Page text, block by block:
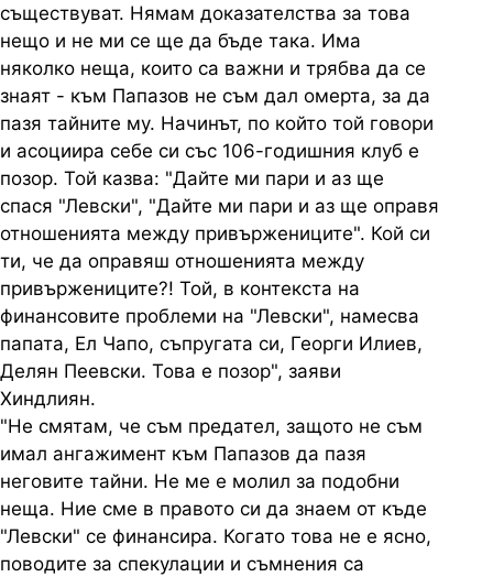
съществуват. Нямам доказателства за това
нещо и не ми се ще да бъде така. Има
няколко неща, които са важни и трябва да се
знаят - към Папазов не съм дал омерта, за да
пазя тайните му. Начинът, по който той говори
и асоциира себе си със 106-годишния клуб е
позор. Той казва: "Дайте ми пари и аз ще
спася "Левски", "Дайте ми пари и аз ще оправя
отношенията между привържениците". Кой си
ти, че да оправяш отношенията между
привържениците?! Той, в контекста на
финансовите проблеми на "Левски", намесва
папата, Ел Чапо, съпругата си, Георги Илиев,
Делян Пеевски. Това е позор", заяви
Хиндлиян.
"Не смятам, че съм предател, защото не съм
имал ангажимент към Папазов да пазя
неговите тайни. Не ме е молил за подобни
неща. Ние сме в правото си да знаем от къде
"Левски" се финансира. Когато това не е ясно,
поводите за спекулации и съмнения са